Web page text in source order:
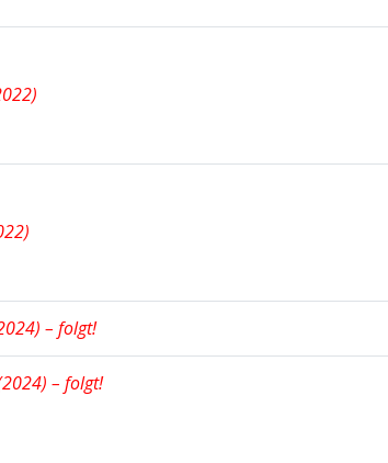
– folgt!
– folgt!